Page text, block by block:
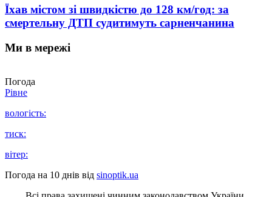
Їхав містом зі швидкістю до 128 км/год: за
смертельну ДТП судитимуть сарненчанина
Ми в мережі
Погода
Рівне
вологість:
тиск:
вітер:
Погода на 10 днів від sinoptik.ua